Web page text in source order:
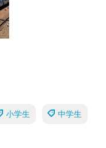
小学生 中学生